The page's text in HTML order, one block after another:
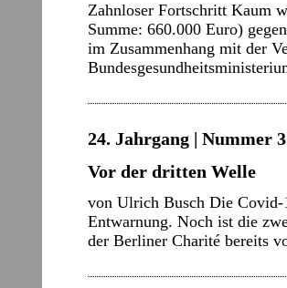
Zahnloser Fortschritt Kaum
Summe: 660.000 Euro)
im Zusammenhang mit der
24. Jahrgang | Nummer
Vor der dritten Welle
von Ulrich Busch Die Covid-
Entwarnung. Noch ist die
der Berliner Charité bereits